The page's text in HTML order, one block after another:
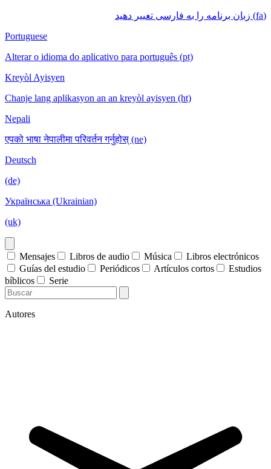
(fa) زبان برنامه را به فارسی تغییر دهید
Portuguese
Alterar o idioma do aplicativo para português (pt)
Kreyòl Ayisyen
Chanje lang aplikasyon an an kreyòl ayisyen (ht)
Nepali
एपको भाषा नेपालीमा परिवर्तन गर्नुहोस् (ne)
Deutsch
(de)
Українська (Ukrainian)
(uk)
Mensajes Libros de audio Música
Libros electrónicos
Guías del estudio
Periódicos Artículos cortos
Estudios
bíblicos
Serie
Autores